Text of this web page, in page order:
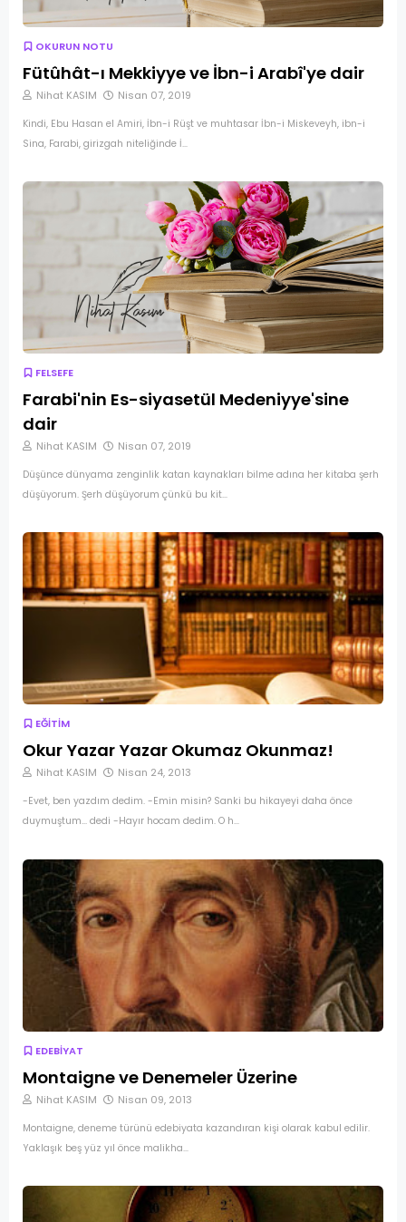
OKURUN NOTU
Fütûhât-ı Mekkiyye ve İbn-i Arabî'ye dair
Nihat KASIM Nisan 07, 2019
Kindi, Ebu Hasan el Amiri, İbn-i Rüşt ve muhtasar İbn-i Miskeveyh, ibn-i
Sina, Farabi, girizgah niteliğinde İ…
FELSEFE
Farabi'nin Es-siyasetül Medeniyye'sine
dair
Nihat KASIM Nisan 07, 2019
Düşünce dünyama zenginlik katan kaynakları bilme adına her kitaba şerh
düşüyorum. Şerh düşüyorum çünkü bu kit…
EĞİTİM
Okur Yazar Yazar Okumaz Okunmaz!
Nihat KASIM Nisan 24, 2013
-Evet, ben yazdım dedim. -Emin misin? Sanki bu hikayeyi daha önce
duymuştum... dedi -Hayır hocam dedim. O h…
EDEBİYAT
Montaigne ve Denemeler Üzerine
Nihat KASIM Nisan 09, 2013
Montaigne, deneme türünü edebiyata kazandıran kişi olarak kabul edilir.
Yaklaşık beş yüz yıl önce malikha…